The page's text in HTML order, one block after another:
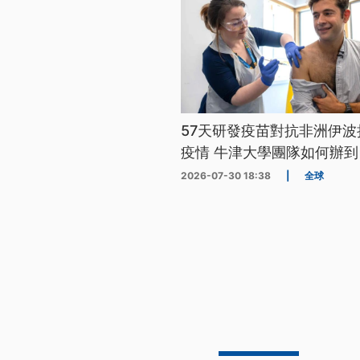
57天研發疫苗對抗非洲伊
疫情 牛津大學團隊如何辦
2026-07-30 18:38 全球